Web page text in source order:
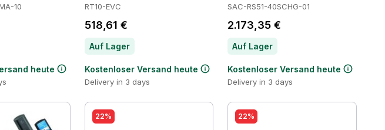
10
heute
RT10-EVC
518,61 €
Auf Lager
Kostenloser Versand heute
Delivery in 3 days
SAC-RS51-40SCHG-01
2.173,35 €
Auf Lager
Kostenloser Versand heute
Delivery in 3 days
22% 22%